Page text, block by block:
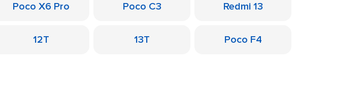
Poco X6 Pro Poco C3 Redmi 13
12T 13T Poco F4